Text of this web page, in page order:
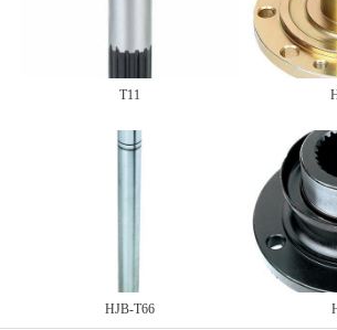
T11
HJB-T66